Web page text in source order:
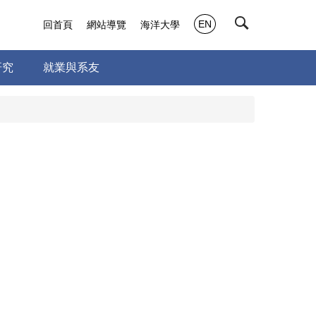
就業與系友
回首頁 網站導覽 海洋大學 EN